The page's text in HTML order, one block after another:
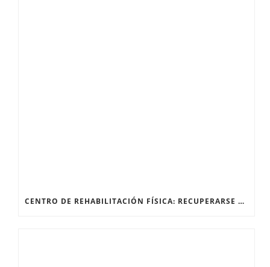
CENTRO DE REHABILITACIÓN FÍSICA: RECUPERARSE DESPUÉS DE UNA FRACTURA